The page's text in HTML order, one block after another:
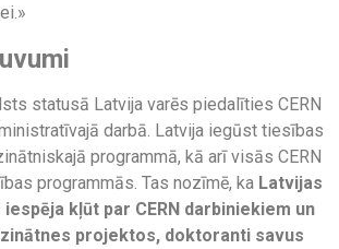
statusā Latvija varēs piedalīties CERN
darbā. Latvija iegūst tiesības
programmā, kā arī visās CERN
programmās. Tas nozīmē, ka Latvijas
kļūt par CERN darbiniekiem un
zinātnes projektos, doktoranti savus